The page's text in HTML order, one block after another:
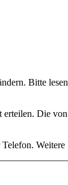
Bitte
Die
Weitere